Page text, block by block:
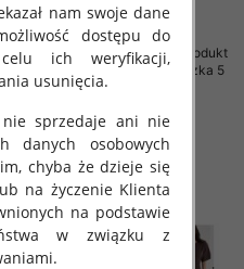
Sukienki damskie (Polska produkt
) Roz 38-44, Mix Kolor Paczka 5
36.00 zł
szczegóły
nam swoje dane
dostępu do
ich weryfikacji,
usunięcia.
sprzedaje ani nie
danych osobowych
chyba że dzieje się
na życzenie Klienta
na podstawie
w związku z